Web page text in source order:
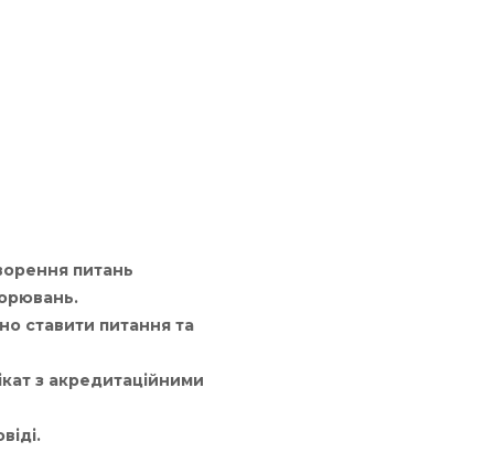
питань
ставити питання та
з акредитаційними